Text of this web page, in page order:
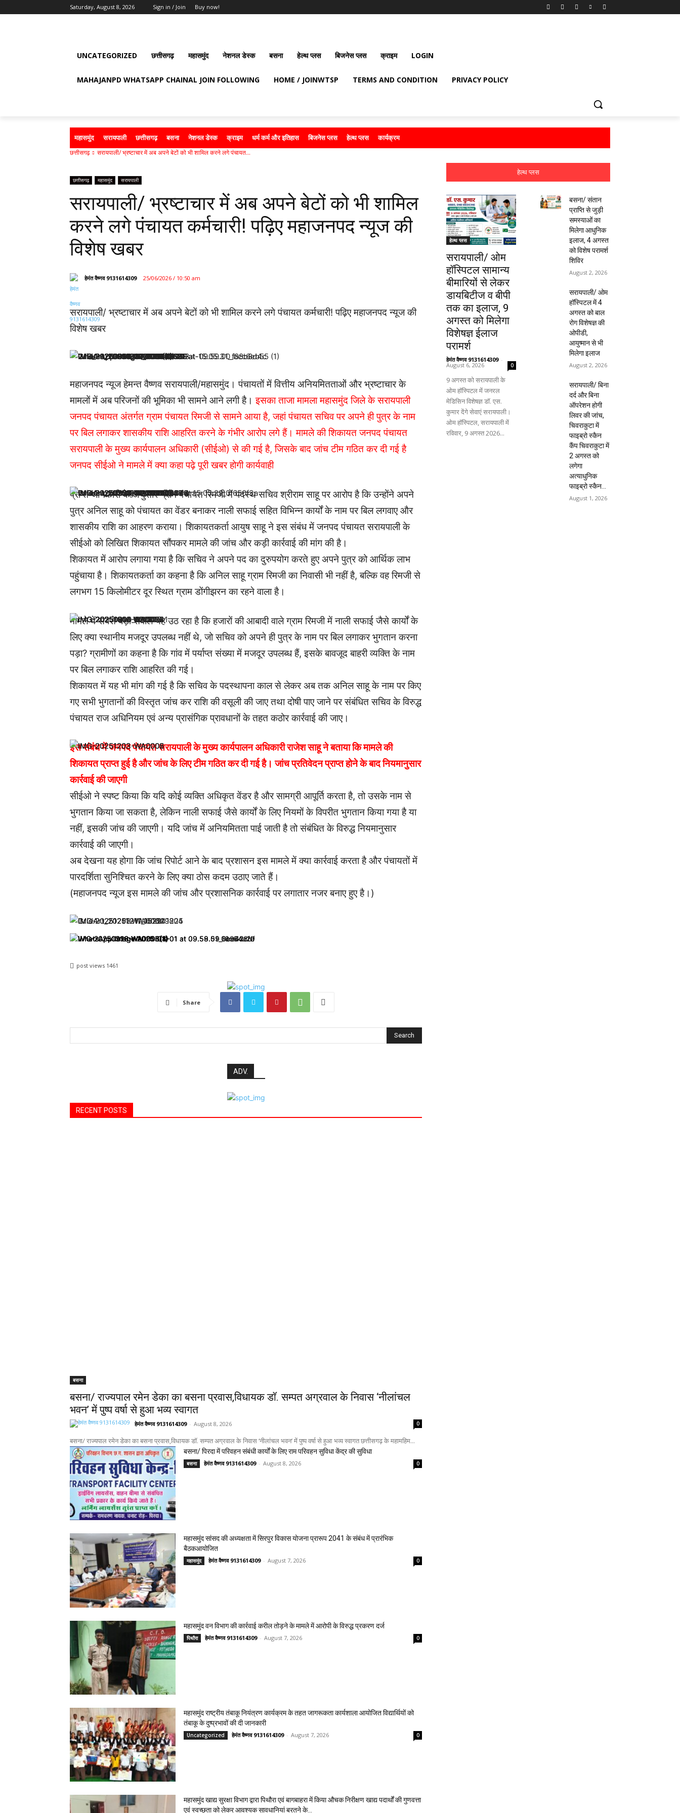
Saturday, August 8, 2026 Sign in / Join Buy now!
UNCATEGORIZED छत्तीसगढ़ महासमुंद नेशनल डेस्क बसना हेल्थ प्लस बिजनेस प्लस क्राइम LOGIN
MAHAJANPD WHATSAPP CHAINAL JOIN FOLLOWING HOME / JOINWTSP TERMS AND CONDITION PRIVACY POLICY
महासमुंद सरायपाली छत्तीसगढ़ बसना नेशनल डेस्क क्राइम धर्म कर्म और इतिहास बिजनेस प्लस हेल्थ प्लस कार्यक्रम
छत्तीसगढ़ सरायपाली/ भ्रष्टाचार में अब अपने बेटों को भी शामिल करने लगे पंचायत...
छत्तीसगढ़ महासमुंद सरायपाली
सरायपाली/ भ्रष्टाचार में अब अपने बेटों को भी शामिल
करने लगे पंचायत कर्मचारी! पढ़िए महाजनपद न्यूज की
विशेष खबर
हेमंत वैष्णव 9131614309 25/06/2026 / 10:50 am
सरायपाली/ भ्रष्टाचार में अब अपने बेटों को भी शामिल करने लगे पंचायत कर्मचारी! पढ़िए महाजनपद न्यूज की
विशेष खबर
महाजनपद न्यूज हेमन्त वैष्णव सरायपाली/महासमुंद। पंचायतों में वित्तीय अनियमितताओं और भ्रष्टाचार के
मामलों में अब परिजनों की भूमिका भी सामने आने लगी है।इसका ताजा मामला महासमुंद जिले के सरायपाली
जनपद पंचायत अंतर्गत ग्राम पंचायत रिमजी से सामने आया है, जहां पंचायत सचिव पर अपने ही पुत्र के नाम
पर बिल लगाकर शासकीय राशि आहरित करने के गंभीर आरोप लगे हैं। मामले की शिकायत जनपद पंचायत
सरायपाली के मुख्य कार्यपालन अधिकारी (सीईओ) से की गई है, जिसके बाद जांच टीम गठित कर दी गई है
जनपद सीईओ ने मामले में क्या कहा पढ़े पूरी खबर होगी कार्यवाही
प्राप्त जानकारी के अनुसार ग्राम पंचायत रिमजी में पदस्थ सचिव श्रीराम साहू पर आरोप है कि उन्होंने अपने
पुत्र अनिल साहू को पंचायत का वेंडर बनाकर नाली सफाई सहित विभिन्न कार्यों के नाम पर बिल लगवाए और
शासकीय राशि का आहरण कराया। शिकायतकर्ता आयुष साहू ने इस संबंध में जनपद पंचायत सरायपाली के
सीईओ को लिखित शिकायत सौंपकर मामले की जांच और कड़ी कार्रवाई की मांग की है।
शिकायत में आरोप लगाया गया है कि सचिव ने अपने पद का दुरुपयोग करते हुए अपने पुत्र को आर्थिक लाभ
पहुंचाया है। शिकायतकर्ता का कहना है कि अनिल साहू ग्राम रिमजी का निवासी भी नहीं है, बल्कि वह रिमजी से
लगभग 15 किलोमीटर दूर स्थित ग्राम डोंगीझरन का रहने वाला है।
मामले में सबसे बड़ा सवाल यह उठ रहा है कि हजारों की आबादी वाले ग्राम रिमजी में नाली सफाई जैसे कार्यों के
लिए क्या स्थानीय मजदूर उपलब्ध नहीं थे, जो सचिव को अपने ही पुत्र के नाम पर बिल लगाकर भुगतान करना
पड़ा? ग्रामीणों का कहना है कि गांव में पर्याप्त संख्या में मजदूर उपलब्ध हैं, इसके बावजूद बाहरी व्यक्ति के नाम
पर बिल लगाकर राशि आहरित की गई।
शिकायत में यह भी मांग की गई है कि सचिव के पदस्थापना काल से लेकर अब तक अनिल साहू के नाम पर किए
गए सभी भुगतानों की विस्तृत जांच कर राशि की वसूली की जाए तथा दोषी पाए जाने पर संबंधित सचिव के विरुद्ध
पंचायत राज अधिनियम एवं अन्य प्रासंगिक प्रावधानों के तहत कठोर कार्रवाई की जाए।
इस संबंध में जनपद पंचायत सरायपाली के मुख्य कार्यपालन अधिकारी राजेश साहू ने बताया कि मामले की
शिकायत प्राप्त हुई है और जांच के लिए टीम गठित कर दी गई है। जांच प्रतिवेदन प्राप्त होने के बाद नियमानुसार
कार्रवाई की जाएगी
सीईओ ने स्पष्ट किया कि यदि कोई व्यक्ति अधिकृत वेंडर है और सामग्री आपूर्ति करता है, तो उसके नाम से
भुगतान किया जा सकता है, लेकिन नाली सफाई जैसे कार्यों के लिए नियमों के विपरीत भुगतान किया गया है या
नहीं, इसकी जांच की जाएगी। यदि जांच में अनियमितता पाई जाती है तो संबंधित के विरुद्ध नियमानुसार
कार्रवाई की जाएगी।
अब देखना यह होगा कि जांच रिपोर्ट आने के बाद प्रशासन इस मामले में क्या कार्रवाई करता है और पंचायतों में
पारदर्शिता सुनिश्चित करने के लिए क्या ठोस कदम उठाए जाते हैं।
(महाजनपद न्यूज इस मामले की जांच और प्रशासनिक कार्रवाई पर लगातार नजर बनाए हुए है।)
post views 1461
Share
Search
ADV.
RECENT POSTS
बसना
बसना/ राज्यपाल रमेन डेका का बसना प्रवास,विधायक डॉ. सम्पत अग्रवाल के निवास ‘नीलांचल
भवन’ में पुष्प वर्षा से हुआ भव्य स्वागत
हेमंत वैष्णव 9131614309 - August 8, 2026 0
बसना/ राज्यपाल रमेन डेका का बसना प्रवास,विधायक डॉ. सम्पत अग्रवाल के निवास ‘नीलांचल भवन’ में पुष्प वर्षा से हुआ भव्य स्वागत छत्तीसगढ़ के महामहिम...
बसना/ पिरदा में परिवहन संबंधी कार्यों के लिए राम परिवहन सुविधा केंद्र की सुविधा
बसना हेमंत वैष्णव 9131614309 - August 8, 2026 0
महासमुंद सांसद की अध्यक्षता में सिरपुर विकास योजना प्रारूप 2041 के संबंध में प्रारंभिक
बैठकआयोजित
महासमुंद हेमंत वैष्णव 9131614309 - August 7, 2026 0
महासमुंद वन विभाग की कार्रवाई करील तोड़ने के मामले में आरोपी के विरुद्ध प्रकरण दर्ज
पिथौरा हेमंत वैष्णव 9131614309 - August 7, 2026 0
महासमुंद राष्ट्रीय तंबाकू नियंत्रण कार्यक्रम के तहत जागरूकता कार्यशाला आयोजित विद्यार्थियों को
तंबाकू के दुष्प्रभावों की दी जानकारी
Uncategorized हेमंत वैष्णव 9131614309 - August 7, 2026 0
महासमुंद खाद्य सुरक्षा विभाग द्वारा पिथौरा एवं बागबाहरा में किया औचक निरीक्षण खाद्य पदार्थों की गुणवत्ता
एवं स्वच्छता को लेकर आवश्यक सावधानियां बरतने के...
हेल्थ प्लस
हेल्थ प्लस
सरायपाली/ ओम
हॉस्पिटल सामान्य
बीमारियों से लेकर
डायबिटीज व बीपी
तक का इलाज, 9
अगस्त को मिलेगा
विशेषज्ञ ईलाज
परामर्श
हेमंत वैष्णव 9131614309 -
August 6, 2026 0
9 अगस्त को सरायपाली के
ओम हॉस्पिटल में जनरल
मेडिसिन विशेषज्ञ डॉ. एस.
कुमार देंगे सेवाएं सरायपाली।
ओम हॉस्पिटल, सरायपाली में
रविवार, 9 अगस्त 2026...
बसना/ संतान
प्राप्ति से जुड़ी
समस्याओं का
मिलेगा आधुनिक
इलाज, 4 अगस्त
को विशेष परामर्श
शिविर
August 2, 2026
सरायपाली/ ओम
हॉस्पिटल में 4
अगस्त को बाल
रोग विशेषज्ञ की
ओपीडी,
आयुष्मान से भी
मिलेगा इलाज
August 2, 2026
सरायपाली/ बिना
दर्द और बिना
ऑपरेशन होगी
लिवर की जांच,
चिवराकुटा में
फाइब्रो स्कैन
कैंप चिवराकुटा में
2 अगस्त को
लगेगा
अत्याधुनिक
फाइब्रो स्कैन...
August 1, 2026